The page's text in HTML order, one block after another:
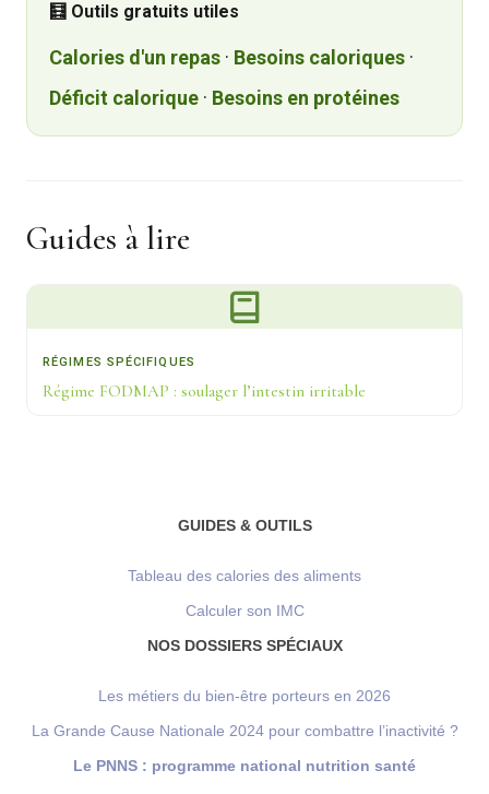
🧮 Outils gratuits utiles
Calories d'un repas · Besoins caloriques ·
Déficit calorique · Besoins en protéines
Guides à lire
RÉGIMES SPÉCIFIQUES
Régime FODMAP : soulager l’intestin irritable
GUIDES & OUTILS
Tableau des calories des aliments
Calculer son IMC
NOS DOSSIERS SPÉCIAUX
Les métiers du bien-être porteurs en 2026
La Grande Cause Nationale 2024 pour combattre l’inactivité ?
Le PNNS : programme national nutrition santé